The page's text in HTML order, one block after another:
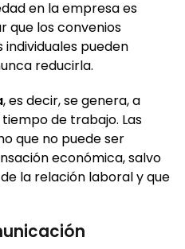
en la empresa es
que los convenios
pueden
reducirla.
, es decir, se genera, a
de trabajo. Las
que no puede ser
económica, salvo
la relación laboral y que